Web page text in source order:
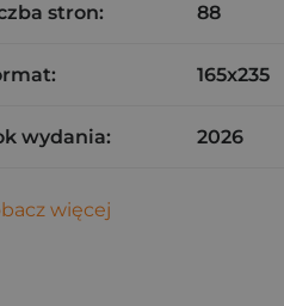
stron: 88
165x235
wydania: 2026
więcej